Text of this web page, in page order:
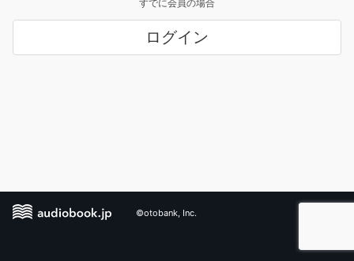
すでに会員の場合
ログイン
©otobank, Inc.